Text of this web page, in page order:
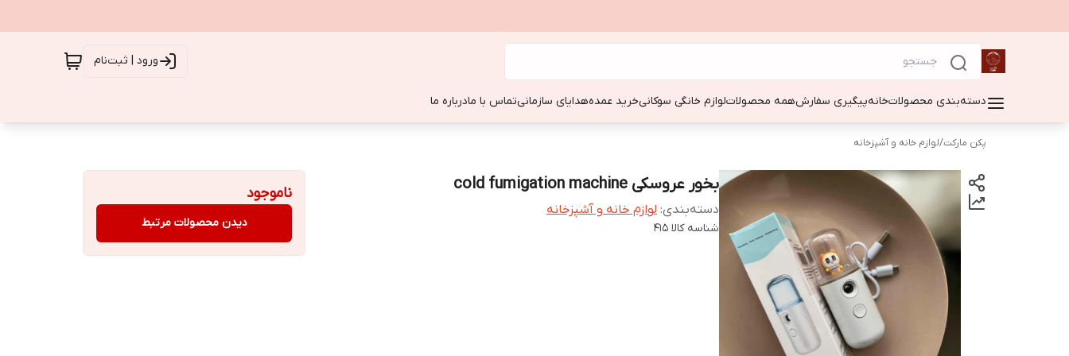
ورود | ثبت‌نام
دسته‌بندی محصولاتخانهپیگیری سفارشهمه محصولاتلوازم خانگی سوکانیخرید عمدههدایای سازمانیتماس با مادرباره ما
پکن مارکت/لوازم خانه و آشپزخانه
بخور عروسکی cold fumigation machine
دسته‌بندی: لوازم خانه و آشپزخانه
شناسه کالا 415
ناموجود
دیدن محصولات مرتبط